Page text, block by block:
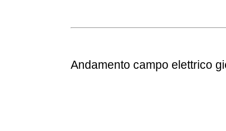
Andamento campo elettrico